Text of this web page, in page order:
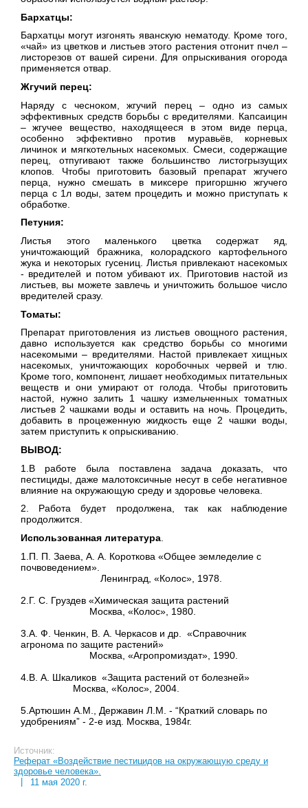
Бархатцы:
Бархатцы могут изгонять яванскую нематоду. Кроме того,
«чай» из цветков и листьев этого растения отгонит пчел –
листорезов от вашей сирени. Для опрыскивания огорода
применяется отвар.
Жгучий перец:
Наряду с чесноком, жгучий перец – одно из самых
эффективных средств борьбы с вредителями. Капсаицин
– жгучее вещество, находящееся в этом виде перца,
особенно эффективно против муравьёв, корневых
личинок и мягкотельных насекомых. Смеси, содержащие
перец, отпугивают также большинство листогрызущих
клопов. Чтобы приготовить базовый препарат жгучего
перца, нужно смешать в миксере пригоршню жгучего
перца с 1л воды, затем процедить и можно приступать к
обработке.
Петуния:
Листья этого маленького цветка содержат яд,
уничтожающий бражника, колорадского картофельного
жука и некоторых гусениц. Листья привлекают насекомых
- вредителей и потом убивают их. Приготовив настой из
листьев, вы можете завлечь и уничтожить большое число
вредителей сразу.
Томаты:
Препарат приготовления из листьев овощного растения,
давно используется как средство борьбы со многими
насекомыми – вредителями. Настой привлекает хищных
насекомых, уничтожающих коробочных червей и тлю.
Кроме того, компонент, лишает необходимых питательных
веществ и они умирают от голода. Чтобы приготовить
настой, нужно залить 1 чашку измельченных томатных
листьев 2 чашками воды и оставить на ночь. Процедить,
добавить в процеженную жидкость еще 2 чашки воды,
затем приступить к опрыскиванию.
ВЫВОД:
1.В работе была поставлена задача доказать, что
пестициды, даже малотоксичные несут в себе негативное
влияние на окружающую среду и здоровье человека.
2. Работа будет продолжена, так как наблюдение
продолжится.
Использованная литература
1.П. П. Заева, А. А. Короткова «Общее земледелие с
почвоведением».
Ленинград, «Колос», 1978.
2.Г. С. Груздев «Химическая защита растений
Москва, «Колос», 1980.
3.А. Ф. Ченкин, В. А. Черкасов и др. «Справочник
агронома по защите растений»
Москва, «Агропромиздат», 1990.
4.В. А. Шкаликов «Защита растений от болезней»
Москва, «Колос», 2004.
5.Артюшин А.М., Державин Л.М. - “Краткий словарь по
удобрениям” - 2-е изд. Москва, 1984г.
Источник:
Реферат «Воздействие пестицидов на окружающую среду и
здоровье человека».
11 мая 2020 г.